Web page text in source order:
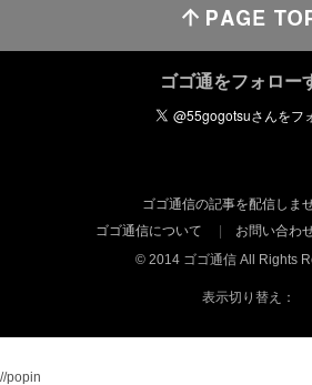
ゴゴ通をフォロー
ゴゴ通信の記事を配信しま
ゴゴ通信について
お問い合わ
© 2014 ゴゴ通信 All Rights
表示切り替え：
//popin